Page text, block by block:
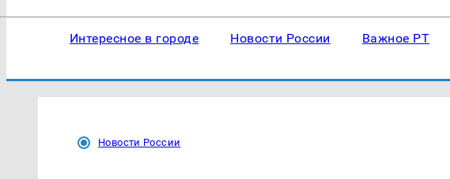
Интересное в городе Новости России Важное РТ
Новости России